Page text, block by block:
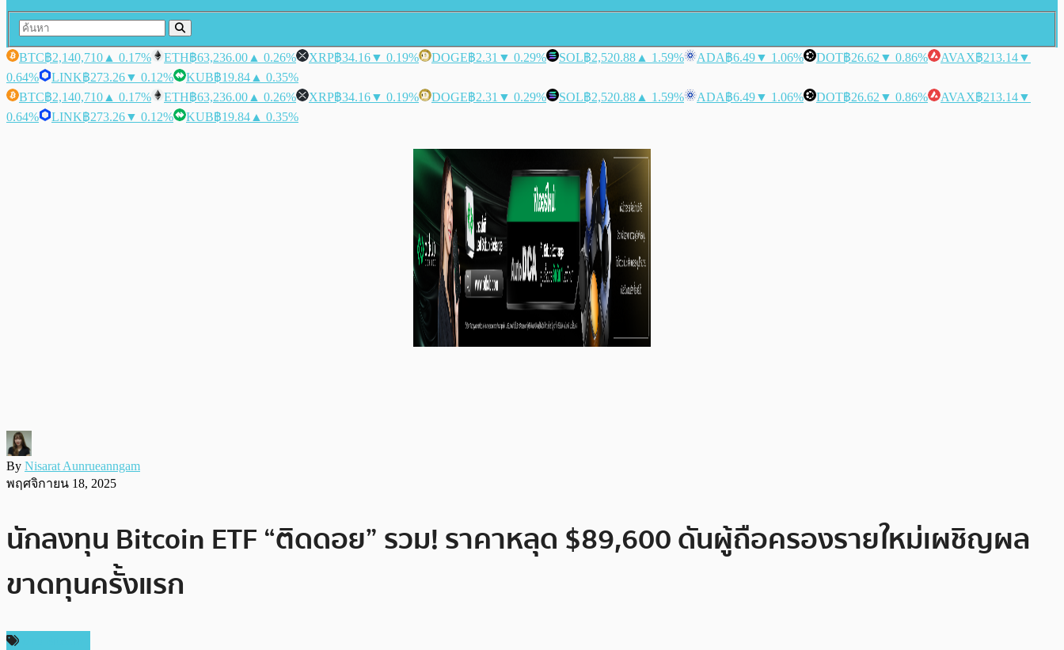
BTC฿2,140,710 ▲ 0.17% ETH฿63,236.00 ▲ 0.26% XRP฿34.16▼ 0.19% DOGE฿2.31 ▼ 0.29% SOL฿2,520.88 ▲ 1.59% ADA฿6.49▼ 1.06% DOT฿26.62 ▼ 0.86% AVAX฿213.14▼
0.64%
LINK฿273.26▼ 0.12% KUB฿19.84 ▲ 0.35%
BTC฿2,140,710 ▲ 0.17% ETH฿63,236.00 ▲ 0.26% XRP฿34.16▼ 0.19% DOGE฿2.31 ▼ 0.29% SOL฿2,520.88 ▲ 1.59% ADA฿6.49▼ 1.06% DOT฿26.62 ▼ 0.86% AVAX฿213.14▼
0.64%
LINK฿273.26▼ 0.12% KUB฿19.84 ▲ 0.35%
By Nisarat Aunrueanngam
พฤศจิกายน 18, 2025
นักลงทุน Bitcoin ETF “ติดดอย” รวม! ราคาหลุด $89,600 ดันผู้ถือครองรายใหม่เผชิญผล
ขาดทุนครั้งแรก